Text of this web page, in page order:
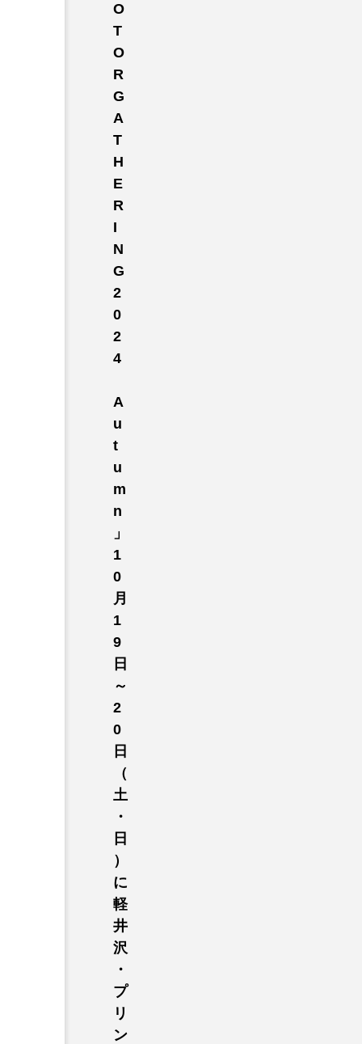
O
T
O
R
G
A
T
H
E
R
I
N
G
2
0
2
4
A
u
t
u
m
n
」
1
0
月
1
9
日
～
2
0
日
（
土
・
日
）
に
軽
井
沢
・
プ
リ
ン